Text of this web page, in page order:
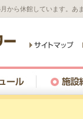
から休館しています。